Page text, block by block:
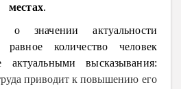
местах.
значении актуальности
равное количество человек
актуальными высказывания:
приводит к повышению его